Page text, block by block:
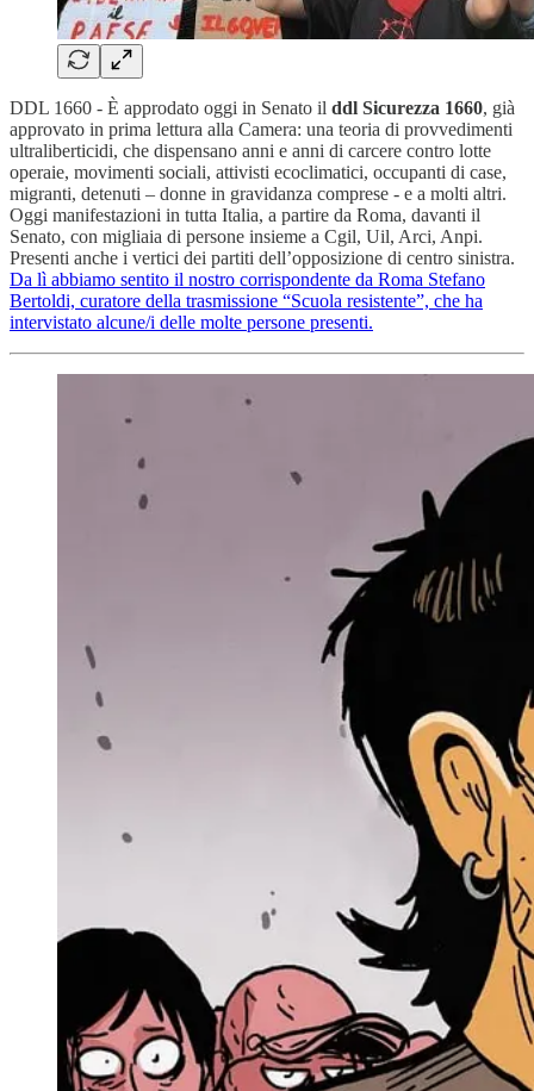
DDL 1660 - È approdato oggi in Senato il ddl Sicurezza 1660, già
approvato in prima lettura alla Camera: una teoria di provvedimenti
ultraliberticidi, che dispensano anni e anni di carcere contro lotte
operaie, movimenti sociali, attivisti ecoclimatici, occupanti di case,
migranti, detenuti – donne in gravidanza comprese - e a molti altri.
Oggi manifestazioni in tutta Italia, a partire da Roma, davanti il
Senato, con migliaia di persone insieme a Cgil, Uil, Arci, Anpi.
Presenti anche i vertici dei partiti dell’opposizione di centro sinistra.
Da lì abbiamo sentito il nostro corrispondente da Roma Stefano
Bertoldi, curatore della trasmissione “Scuola resistente”, che ha
intervistato alcune/i delle molte persone presenti.